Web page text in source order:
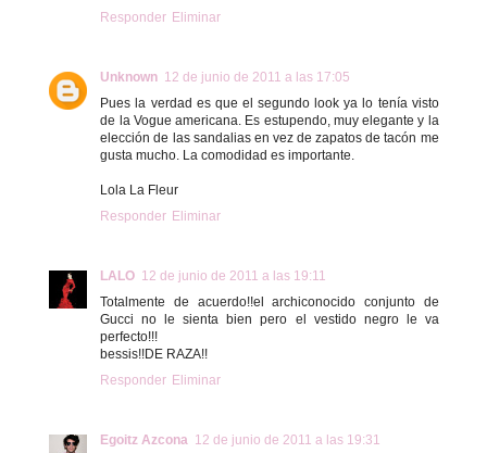
Responder Eliminar
Unknown 12 de junio de 2011 a las 17:05
Pues la verdad es que el segundo look ya lo tenía visto
de la Vogue americana. Es estupendo, muy elegante y la
elección de las sandalias en vez de zapatos de tacón me
gusta mucho. La comodidad es importante.
Lola La Fleur
Responder Eliminar
LALO 12 de junio de 2011 a las 19:11
Totalmente de acuerdo!!el archiconocido conjunto de
Gucci no le sienta bien pero el vestido negro le va
perfecto!!!
bessis!!DE RAZA!!
Responder Eliminar
Egoitz Azcona 12 de junio de 2011 a las 19:31